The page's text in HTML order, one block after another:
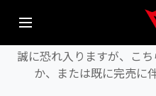
商品が見
誠に恐れ入りますが、こ
か、または既に完売に